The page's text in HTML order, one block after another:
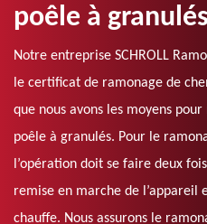
poêle à granulés
Notre entreprise SCHROLL
le certificat de ramonage de
que nous avons les moyens
poêle à granulés. Pour le
l’opération doit se faire deux
remise en marche de l’appareil
chauffe. Nous assurons le